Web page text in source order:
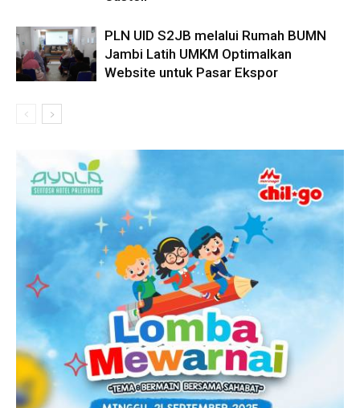
PLN UID S2JB melalui Rumah BUMN
Jambi Latih UMKM Optimalkan
Website untuk Pasar Ekspor